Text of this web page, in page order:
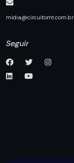
midia@circuitomt.com.br
Seguir